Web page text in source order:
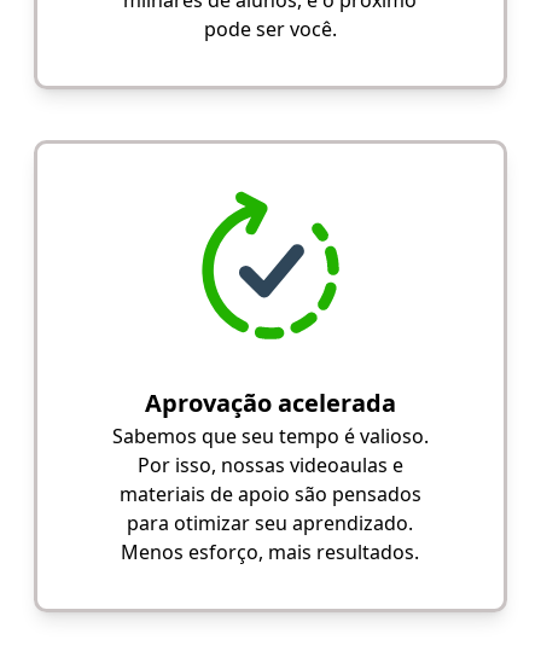
pode ser você.
Aprovação acelerada
Sabemos que seu tempo é valioso.
Por isso, nossas videoaulas e
materiais de apoio são pensados
para otimizar seu aprendizado.
Menos esforço, mais resultados.